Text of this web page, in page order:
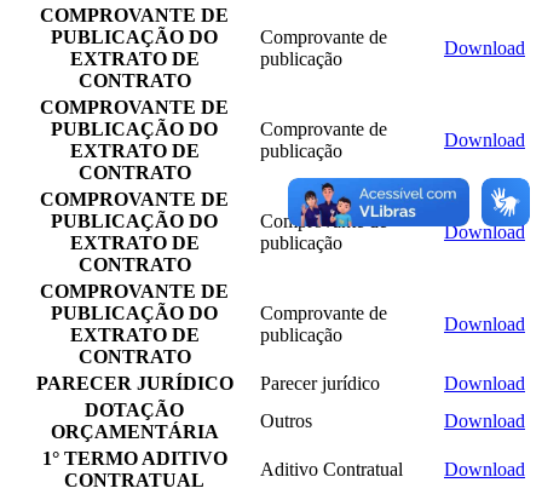
COMPROVANTE DE
PUBLICAÇÃO DO
EXTRATO DE
CONTRATO
Comprovante de
publicação
Download
COMPROVANTE DE
PUBLICAÇÃO DO
EXTRATO DE
CONTRATO
Comprovante de
publicação
Download
COMPROVANTE DE
PUBLICAÇÃO DO
EXTRATO DE
CONTRATO
Comprovante de
publicação
Download
COMPROVANTE DE
PUBLICAÇÃO DO
EXTRATO DE
CONTRATO
Comprovante de
publicação
Download
PARECER JURÍDICO Parecer jurídico
Download
DOTAÇÃO
ORÇAMENTÁRIA
Outros
Download
1° TERMO ADITIVO
CONTRATUAL
Aditivo Contratual
Download